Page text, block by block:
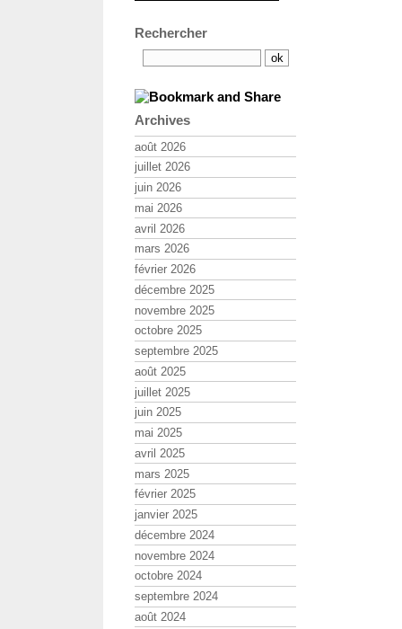
Rechercher
Archives
août 2026
juillet 2026
juin 2026
mai 2026
avril 2026
mars 2026
février 2026
décembre 2025
novembre 2025
octobre 2025
septembre 2025
août 2025
juillet 2025
juin 2025
mai 2025
avril 2025
mars 2025
février 2025
janvier 2025
décembre 2024
novembre 2024
octobre 2024
septembre 2024
août 2024